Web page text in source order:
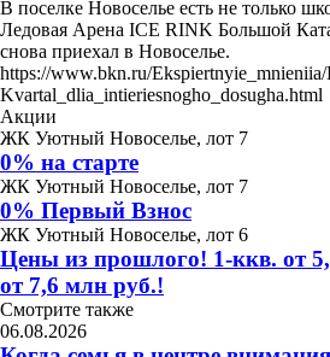
В поселке Новоселье есть не только
Ледовая Арена ICE RINK Большой
снова приехал в Новоселье.
https://www.bkn.ru/
Kvartal_dlia_intieriesnogho_dosugha.html
Акции
ЖК Уютный Новоселье, лот 7
0% на старте
ЖК Уютный Новоселье, лот 7
0% Первый Взнос
ЖК Уютный Новоселье, лот 6
Цены из прошлого! 1-ккв. от
от 7,6 млн руб.!
Смотрите также
06.08.2026